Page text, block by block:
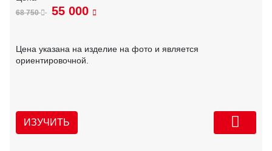
68 750 55 000
Цена указана на изделие на фото и является
ориентировочной.
ИЗУЧИТЬ